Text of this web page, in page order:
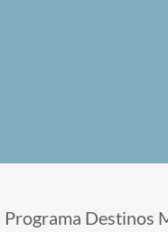
Programa Destinos